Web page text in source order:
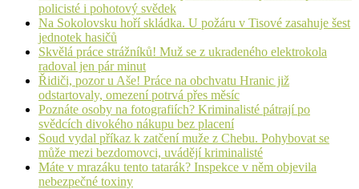
policisté i pohotový svědek
Na Sokolovsku hoří skládka. U požáru v Tisové zasahuje šest
jednotek hasičů
Skvělá práce strážníků! Muž se z ukradeného elektrokola
radoval jen pár minut
Řidiči, pozor u Aše! Práce na obchvatu Hranic již
odstartovaly, omezení potrvá přes měsíc
Poznáte osoby na fotografiích? Kriminalisté pátrají po
svědcích divokého nákupu bez placení
Soud vydal příkaz k zatčení muže z Chebu. Pohybovat se
může mezi bezdomovci, uvádějí kriminalisté
Máte v mrazáku tento tatarák? Inspekce v něm objevila
nebezpečné toxiny